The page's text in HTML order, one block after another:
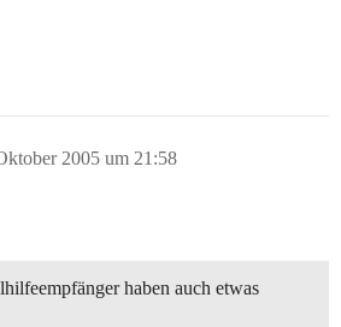
2005 um 21:58
haben auch etwas